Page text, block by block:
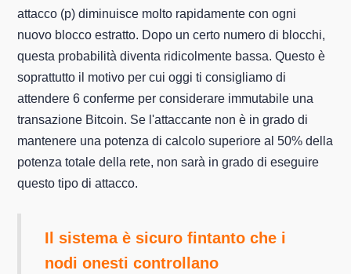
attacco (p) diminuisce molto rapidamente con ogni
nuovo blocco estratto. Dopo un certo numero di blocchi,
questa probabilità diventa ridicolmente bassa. Questo è
soprattutto il motivo per cui oggi ti consigliamo di
attendere 6 conferme per considerare immutabile una
transazione Bitcoin. Se l'attaccante non è in grado di
mantenere una potenza di calcolo superiore al 50% della
potenza totale della rete, non sarà in grado di eseguire
questo tipo di attacco.
Il sistema è sicuro fintanto che i
nodi onesti controllano